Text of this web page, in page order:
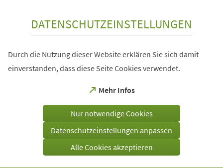
DATENSCHUTZEINSTELLUNGEN
Durch die Nutzung dieser Website erklären Sie sich damit
einverstanden, dass diese Seite Cookies verwendet.
Mehr Infos
(Öffnet
einem
Tab)
Nur notwendige Cookies
Datenschutzeinstellungen anpassen
Alle Cookies akzeptieren